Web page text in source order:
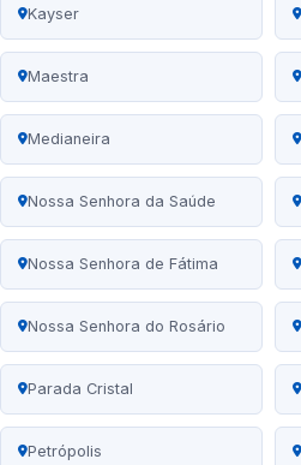
Kayser
Maestra
Medianeira
Nossa Senhora da Saúde
Nossa Senhora de Fátima
Nossa Senhora do Rosário
Parada Cristal
Petrópolis